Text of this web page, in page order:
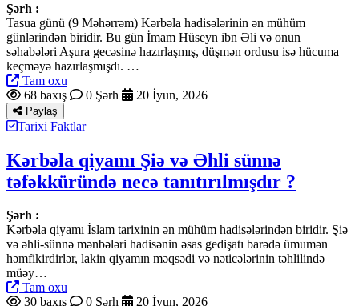
Şərh :
Tasua günü (9 Məhərrəm) Kərbəla hadisələrinin ən mühüm
günlərindən biridir. Bu gün İmam Hüseyn ibn Əli və onun
səhabələri Aşura gecəsinə hazırlaşmış, düşmən ordusu isə hücuma
keçməyə hazırlaşmışdı. …
Tam oxu
68 baxış
0 Şərh 20 İyun, 2026
Paylaş
Tarixi Faktlar
Kərbəla qiyamı Şiə və Əhli sünnə
təfəkküründə necə tanıtırılmışdır ?
Şərh :
Kərbəla qiyamı İslam tarixinin ən mühüm hadisələrindən biridir. Şiə
və əhli-sünnə mənbələri hadisənin əsas gedişatı barədə ümumən
həmfikirdirlər, lakin qiyamın məqsədi və nəticələrinin təhlilində
müəy…
Tam oxu
30 baxış
0 Şərh 20 İyun, 2026